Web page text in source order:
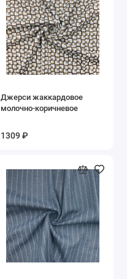
Джерси жаккардовое
молочно-коричневое
1309 ₽